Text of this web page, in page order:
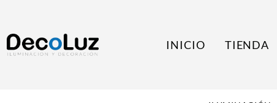
INICIO TIENDA